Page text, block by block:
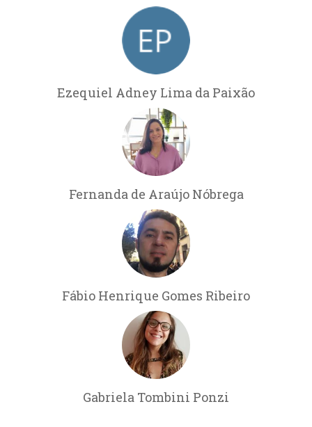
Ezequiel Adney Lima da Paixão
Fernanda de Araújo Nóbrega
Fábio Henrique Gomes Ribeiro
Gabriela Tombini Ponzi